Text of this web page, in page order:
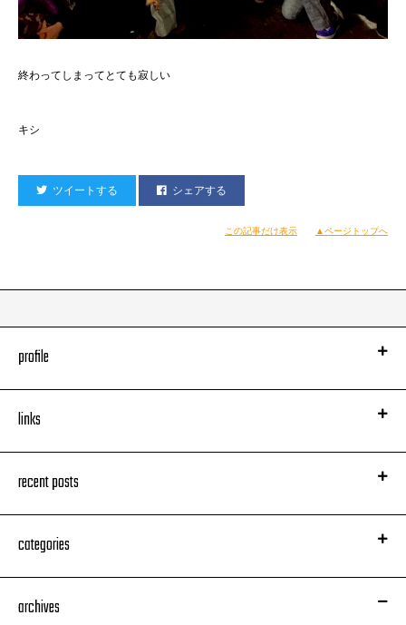
終わってしまってとても寂しい
キシ
ツイートする シェアする
この記事だけ表示 ▲ページトップへ
profile
links
recent posts
categories
archives